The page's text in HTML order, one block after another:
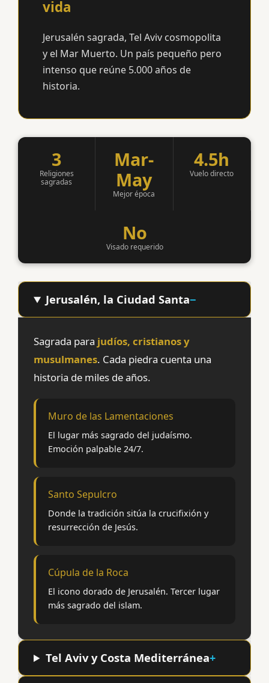
vida
Jerusalén sagrada, Tel Aviv cosmopolita
y el Mar Muerto. Un país pequeño pero
intenso que reúne 5.000 años de
historia.
3
Religiones
sagradas
Mar-
May
Mejor época
4.5h
Vuelo directo
No
Visado requerido
Jerusalén, la Ciudad Santa
Sagrada para judíos, cristianos y
musulmanes. Cada piedra cuenta una
historia de miles de años.
Muro de las Lamentaciones
El lugar más sagrado del judaísmo.
Emoción palpable 24/7.
Santo Sepulcro
Donde la tradición sitúa la crucifixión y
resurrección de Jesús.
Cúpula de la Roca
El icono dorado de Jerusalén. Tercer lugar
más sagrado del islam.
Tel Aviv y Costa Mediterránea